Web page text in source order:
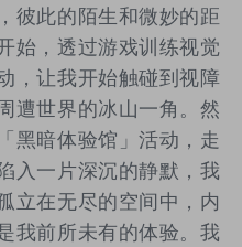
彼此的陌生和微妙的距
始，透过游戏训练视觉
，让我开始触碰到视障
遭世界的冰山一角。然
黑暗体验馆」活动，走
入一片深沉的静默，我
立在无尽的空间中，内
我前所未有的体验。我